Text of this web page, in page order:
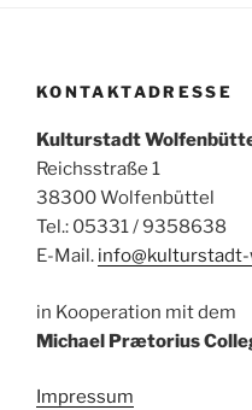
KONTAKTADRESSE
Kulturstadt
Reichsstraße 1
38300 Wolfenbüttel
Tel.: 05331 / 9358638
E-Mail. info@kulturstadt-
in Kooperation mit dem
Michael Prætorius
Impressum